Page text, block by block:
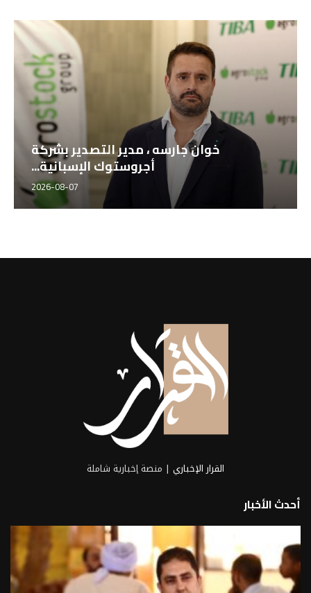
خوان جارسه ، مدير التصدير بشركة
أجروستوك الإسبانية...
2026-08-07
القرار الإخباري | منصة إخبارية شاملة
أحدث الأخبار